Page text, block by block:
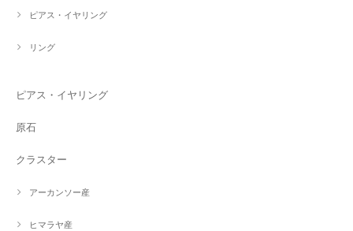
ピアス・イヤリング
リング
ピアス・イヤリング
原石
クラスター
アーカンソー産
ヒマラヤ産